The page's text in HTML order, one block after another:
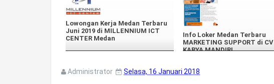
Lowongan Kerja Medan Terbaru
Juni 2019 di MILLENNIUM ICT
CENTER Medan
Info Loker Medan Terbaru
MARKETING SUPPORT di CV
KARYA MANDIRI
Administrator Selasa, 16 Januari 2018